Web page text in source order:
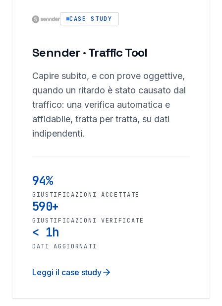
CASE STUDY
Sennder · Traffic Tool
Capire subito, e con prove oggettive,
quando un ritardo è stato causato dal
traffico: una verifica automatica e
affidabile, tratta per tratta, su dati
indipendenti.
94%
GIUSTIFICAZIONI ACCETTATE
590+
GIUSTIFICAZIONI VERIFICATE
< 1h
DATI AGGIORNATI
Leggi il case study